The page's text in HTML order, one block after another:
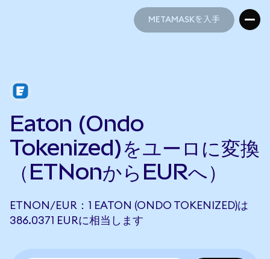
METAMASKを入手
Eaton (Ondo
Tokenized)をユーロに変換
（ETNonからEURへ）
ETNON/EUR：1 EATON (ONDO TOKENIZED)は
386.0371 EURに相当します